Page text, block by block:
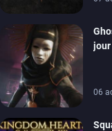
jour
06